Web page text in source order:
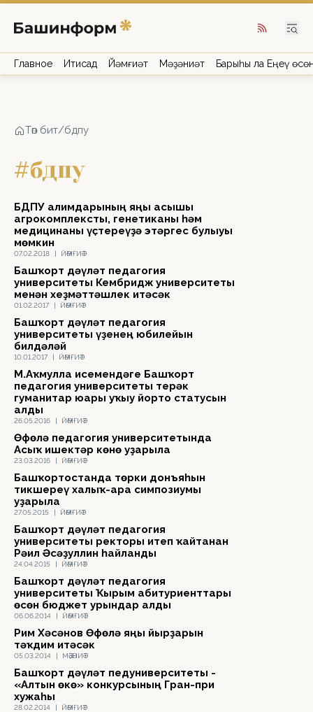
Главное Иҡтисад Йәмғиәт Мәҙәниәт Барыһы ла Еңеү
Төп бит/бдпу
#бдпу
07.02.2018 | ЙӘМҒИӘТ
БДПУ ғалимдарының яңы асышы
агрокомплексты, генетиканы һәм
медицинаны үҫтереүҙә этәргес булыуы
мөмкин
01.02.2017 | ЙӘМҒИӘТ
Башҡорт дәүләт педагогия
университеты Кембридж университеты
менән хеҙмәттәшлек итәсәк
10.01.2017 | ЙӘМҒИӘТ
Башҡорт дәүләт педагогия
университеты үҙенең юбилейын
билдәләй
26.05.2016 | ЙӘМҒИӘТ
М.Аҡмулла исемендәге Башҡорт
педагогия университеты терәк
гуманитар юғары уҡыу йорто статусын
алды
23.03.2016 | ЙӘМҒИӘТ
Өфөлә педагогия университетында
Асыҡ ишектәр көнө уҙғарыла
27.05.2015 | ЙӘМҒИӘТ
Башҡортостанда төрки донъяһын
тикшереү халыҡ-ара симпозиумы
уҙғарыла
24.04.2015 | ЙӘМҒИӘТ
Башҡорт дәүләт педагогия
университеты ректоры итеп ҡайтанан
Рәил Әсәҙуллин һайланды
06.06.2014 | ЙӘМҒИӘТ
Башҡорт дәүләт педагогия
университеты Ҡырым абитуриенттары
өсөн бюджет урындар алды
05.03.2014 | МӘҘӘНИӘТ
Рим Хәсәнов Өфөлә яңы йырҙарын
тәҡдим итәсәк
28.02.2014 | ЙӘМҒИӘТ
Башҡорт дәүләт педуниверситеты -
«Алтын өкө» конкурсының Гран-при
хужаһы